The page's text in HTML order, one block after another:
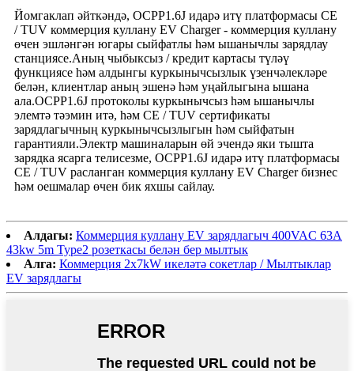
Йомгаклап әйткәндә, OCPP1.6J идарә итү платформасы CE
/ TUV коммерция куллану EV Charger - коммерция куллану
өчен эшләнгән югары сыйфатлы һәм ышанычлы зарядлау
станциясе.Аның чыбыксыз / кредит картасы түләү
функциясе һәм алдынгы куркынычсызлык үзенчәлекләре
белән, клиентлар аның эшенә һәм уңайлыгына ышана
ала.OCPP1.6J протоколы куркынычсыз һәм ышанычлы
элемтә тәэмин итә, һәм CE / TUV сертификаты
зарядлагычның куркынычсызлыгын һәм сыйфатын
гарантияли.Электр машиналарын өй эчендә яки тышта
зарядка ясарга телисезме, OCPP1.6J идарә итү платформасы
CE / TUV расланган коммерция куллану EV Charger бизнес
һәм оешмалар өчен бик яхшы сайлау.
Алдагы: Коммерция куллану EV зарядлагыч 400VAC 63A
43kw 5m Type2 розеткасы белән бер мылтык
Алга: Коммерция 2x7kW икеләтә сокетлар / Мылтыклар
EV зарядлагы